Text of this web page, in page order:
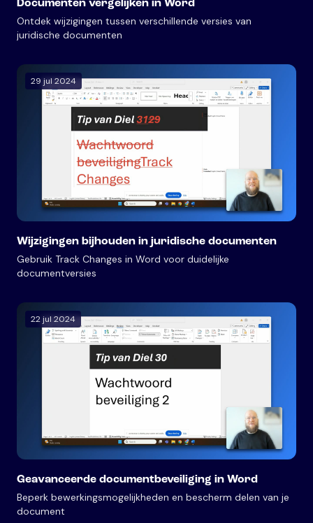
Documenten vergelijken in Word
Ontdek wijzigingen tussen verschillende versies van
juridische documenten
29 jul 2024
Wijzigingen bijhouden in juridische documenten
Gebruik Track Changes in Word voor duidelijke
documentversies
22 jul 2024
Geavanceerde documentbeveiliging in Word
Beperk bewerkingsmogelijkheden en bescherm delen van je
document